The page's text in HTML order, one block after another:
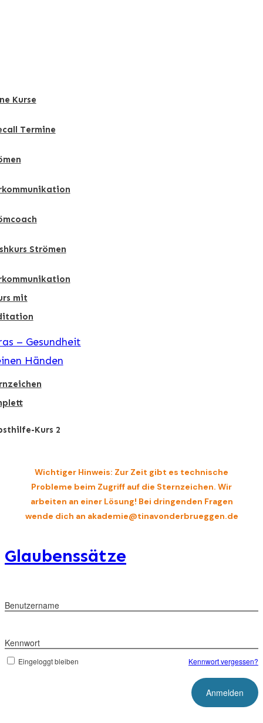
Kurse
Termine
Strömen
mit
– Gesundheit
Händen
Kurs 2
Wichtiger Hinweis: Zur Zeit gibt es technische
Probleme beim Zugriff auf die Sternzeichen. Wir
arbeiten an einer Lösung! Bei dringenden Fragen
wende dich an akademie@tinavonderbrueggen.de
Glaubenssätze
Benutzername
Kennwort
Eingeloggt bleiben Kennwort vergessen?